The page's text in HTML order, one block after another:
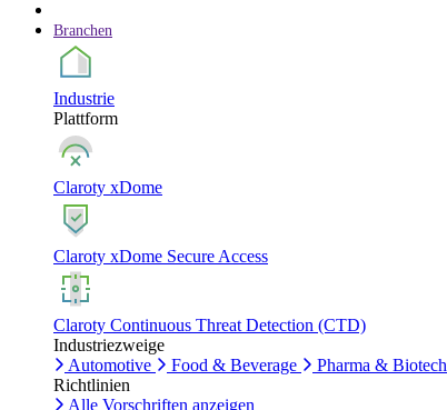
Branchen
Industrie
Plattform
Claroty xDome
Claroty xDome Secure Access
Claroty Continuous Threat Detection (CTD)
Industriezweige
Automotive
Food & Beverage Pharma & Biotech
Richtlinien
Alle Vorschriften anzeigen